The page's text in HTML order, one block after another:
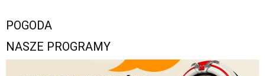
POGODA
NASZE PROGRAMY